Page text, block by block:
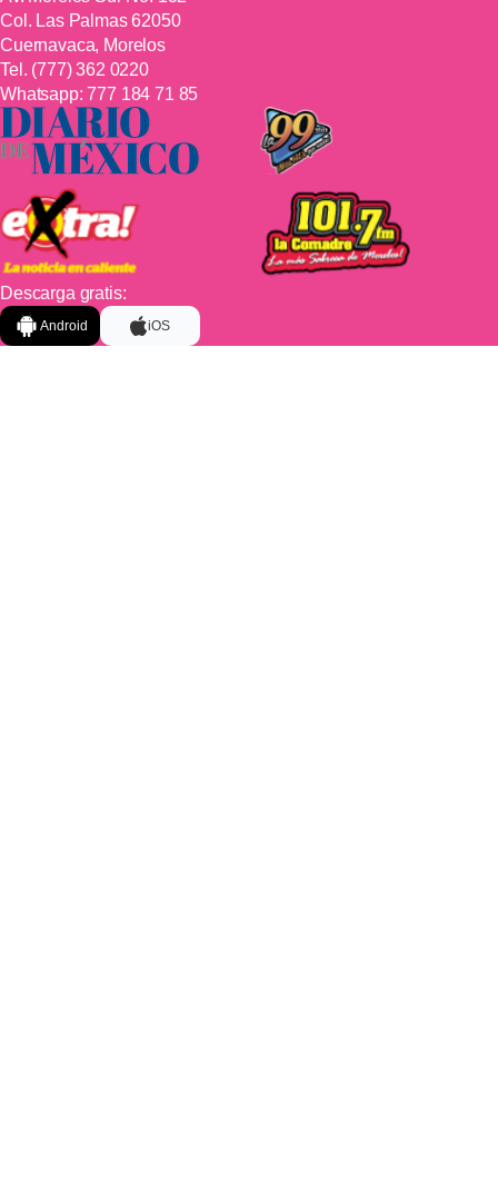
Col. Las Palmas 62050
Cuernavaca, Morelos
Tel. (777) 362 0220
Whatsapp:777 184 71 85
Descarga gratis:
Android iOS